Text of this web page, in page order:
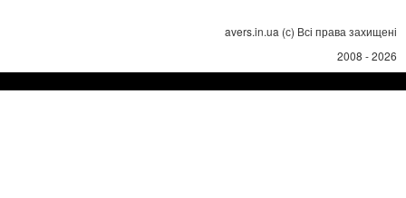
avers.in.ua (с) Всі права захищені
2008 - 2026